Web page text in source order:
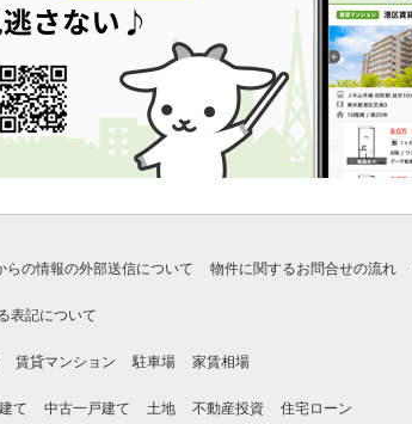
らの情報の外部送信について 物件に関するお問合せの流れ
表記について
賃貸マンション 駐車場 家賃相場
て 中古一戸建て 土地 不動産投資 住宅ローン